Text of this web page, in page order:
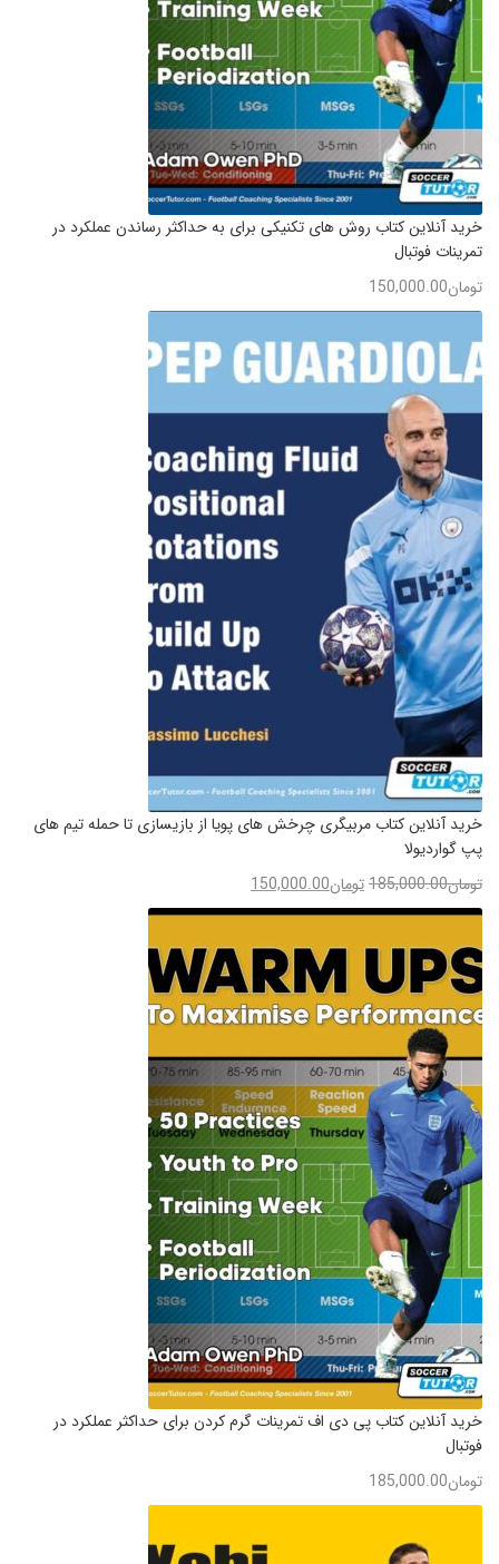
خرید آنلاین کتاب روش های تکنیکی برای به حداکثر رساندن عملکرد در
تمرینات فوتبال
تومان150,000.00
خرید آنلاین کتاب مربیگری چرخش های پویا از بازیسازی تا حمله تیم های
پپ گواردیولا
تومان185,000.00تومان150,000.00
خرید آنلاین کتاب پی دی اف تمرینات گرم کردن برای حداکثر عملکرد در
فوتبال
تومان185,000.00